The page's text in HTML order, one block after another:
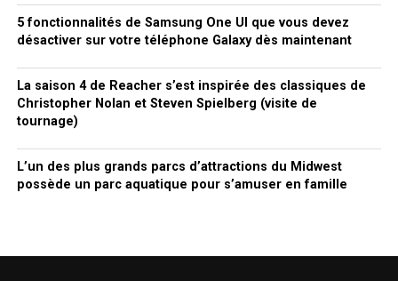
5 fonctionnalités de Samsung One UI que vous devez
désactiver sur votre téléphone Galaxy dès maintenant
La saison 4 de Reacher s’est inspirée des classiques de
Christopher Nolan et Steven Spielberg (visite de
tournage)
L’un des plus grands parcs d’attractions du Midwest
possède un parc aquatique pour s’amuser en famille